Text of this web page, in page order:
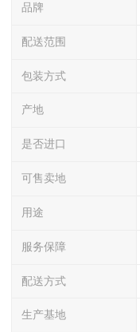
品牌
配送范围
包装方式
产地
是否进口
可售卖地
用途
服务保障
配送方式
生产基地